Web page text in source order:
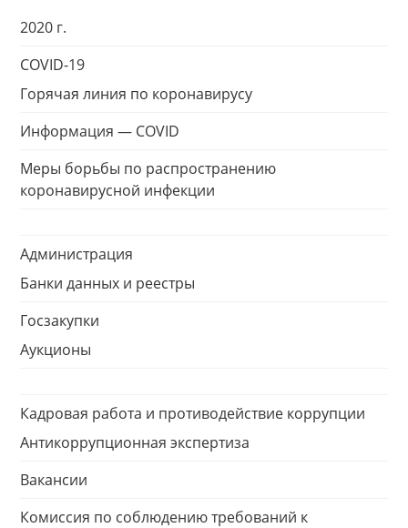
2020 г.
COVID-19
Горячая линия по коронавирусу
Информация — COVID
Меры борьбы по распространению
коронавирусной инфекции
Администрация
Банки данных и реестры
Госзакупки
Аукционы
Кадровая работа и противодействие коррупции
Антикоррупционная экспертиза
Вакансии
Комиссия по соблюдению требований к